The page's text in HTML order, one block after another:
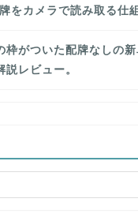
をカメラで読み取る仕
枠がついた配牌なしの
説レビュー。